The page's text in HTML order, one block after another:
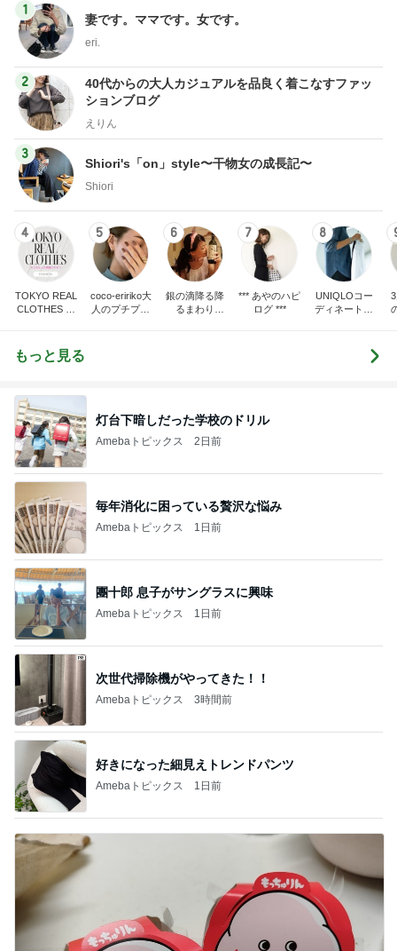
1
妻です。ママです。女です。
eri.
2
40代からの大人カジュアルを品良く着こなすファッ
ションブログ
えりん
3
Shiori's「on」style〜干物女の成長記〜
Shiori
4
TOKYO REAL
CLOTHES 大
5
coco-eririko大
人のプチプラ
6
銀の滴降る降
るまわり
7
*** あやのハピ
ログ ***
8
UNIQLOコー
ディネート日
もっと見る
灯台下暗しだった学校のドリル
Amebaトピックス 2日前
毎年消化に困っている贅沢な悩み
Amebaトピックス 1日前
團十郎 息子がサングラスに興味
Amebaトピックス 1日前
次世代掃除機がやってきた！！
Amebaトピックス 3時間前
好きになった細見えトレンドパンツ
Amebaトピックス 1日前